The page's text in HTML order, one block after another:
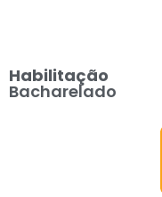
Habilitação
Bacharelado